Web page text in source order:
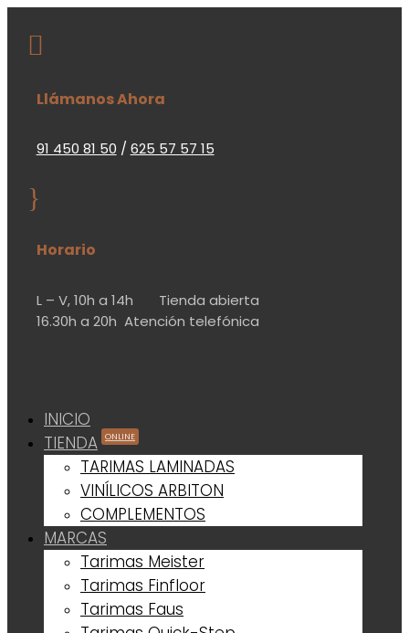

Llámanos Ahora
91 450 81 50 / 625 57 57 15
}
Horario
L – V,10h a 14h Tienda abierta
16.30h a 20h Atención telefónica
INICIO
TIENDA
ONLINE
TARIMAS LAMINADAS
VINÍLICOS ARBITON
COMPLEMENTOS
MARCAS
Tarimas Meister
Tarimas Finfloor
Tarimas Faus